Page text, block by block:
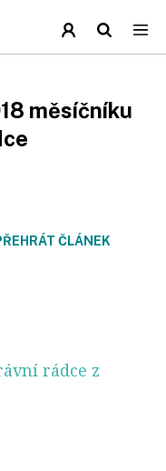
měsíčníku
ČLÁNEK
rádce z